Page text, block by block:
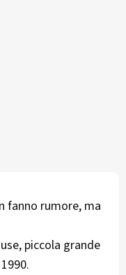
fanno rumore, ma
piccola grande